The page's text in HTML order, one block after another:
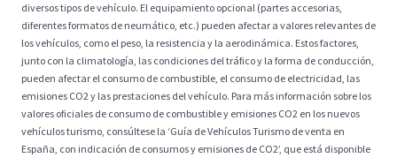
diversos tipos de vehículo. El equipamiento opcional (partes accesorias,
diferentes formatos de neumático, etc.) pueden afectar a valores relevantes de
los vehículos, como el peso, la resistencia y la aerodinámica. Estos factores,
junto con la climatología, las condiciones del tráfico y la forma de conducción,
pueden afectar el consumo de combustible, el consumo de electricidad, las
emisiones CO2 y las prestaciones del vehículo. Para más información sobre los
valores oficiales de consumo de combustible y emisiones CO2 en los nuevos
vehículos turismo, consúltese la ‘Guía de Vehículos Turismo de venta en
España, con indicación de consumos y emisiones de CO2’, que está disponible